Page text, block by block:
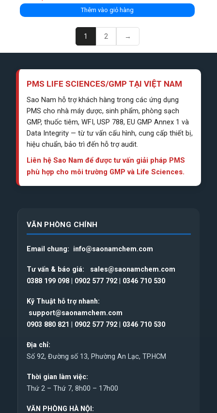
Thêm vào giỏ hàng
1 2 →
PMS LIFE SCIENCES/GMP TẠI VIỆT NAM
Sao Nam hỗ trợ khách hàng trong các ứng dụng
PMS cho nhà máy dược, sinh phẩm, phòng sạch
GMP, thuốc tiêm, WFI, USP 788, EU GMP Annex 1 và
Data Integrity — từ tư vấn cấu hình, cung cấp thiết bị,
hiệu chuẩn, bảo trì đến hỗ trợ audit.
Liên hệ Sao Nam để được tư vấn giải pháp PMS
phù hợp cho môi trường GMP và Life Sciences.
VĂN PHÒNG CHÍNH
Email chung: info@saonamchem.com
Tư vấn & báo giá: sales@saonamchem.com
0388 199 098
0902 577 792 0346 710 530
Kỹ Thuật hỗ trợ nhanh:
support@saonamchem.com
0903 880 821 0902 577 792 0346 710 530
Địa chỉ:
Số 92, Đường số 13, Phường An Lạc, TP.HCM
Thời gian làm việc:
Thứ 2 – Thứ 7, 8h00 – 17h00
VĂN PHÒNG HÀ NỘI: